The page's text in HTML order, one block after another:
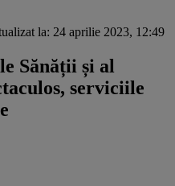
la: 24 aprilie 2023, 12:49
Sănății și al
serviciile